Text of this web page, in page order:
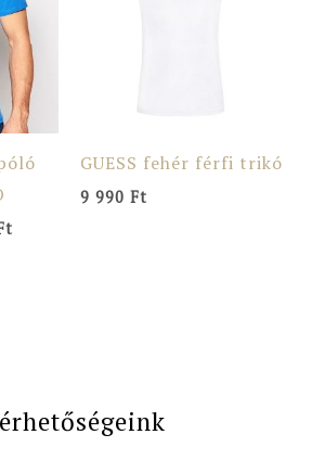
490 Ft.
GUESS fehér férfi trikó
9 990 Ft